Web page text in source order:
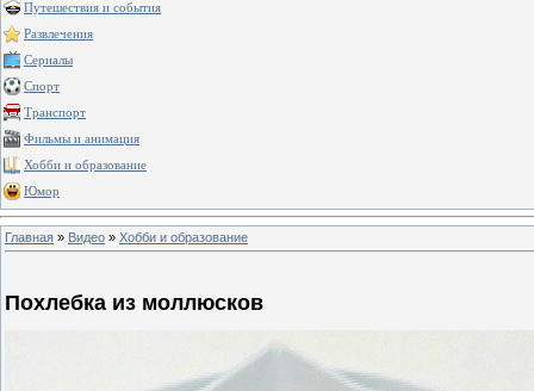
Путешествия и события
Развлечения
Сериалы
Спорт
Транспорт
Фильмы и анимация
Хобби и образование
Юмор
Главная » Видео » Хобби и образование
Похлебка из моллюсков